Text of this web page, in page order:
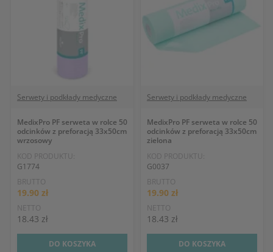
Serwety i podkłady medyczne
MedixPro PF serweta w rolce 50
odcinków z preforacją 33x50cm
wrzosowy
KOD PRODUKTU:
G1774
BRUTTO
19.90 zł
NETTO
18.43 zł
DO KOSZYKA
Serwety i podkłady medyczne
MedixPro PF serweta w rolce 50
odcinków z preforacją 33x50cm
zielona
KOD PRODUKTU:
G0037
BRUTTO
19.90 zł
NETTO
18.43 zł
DO KOSZYKA